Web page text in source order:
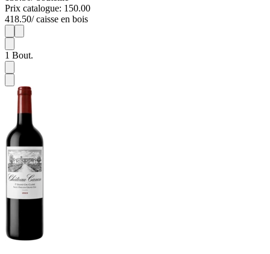
Prix catalogue: 150.00
418.50/ caisse en bois
1
1 Bout.